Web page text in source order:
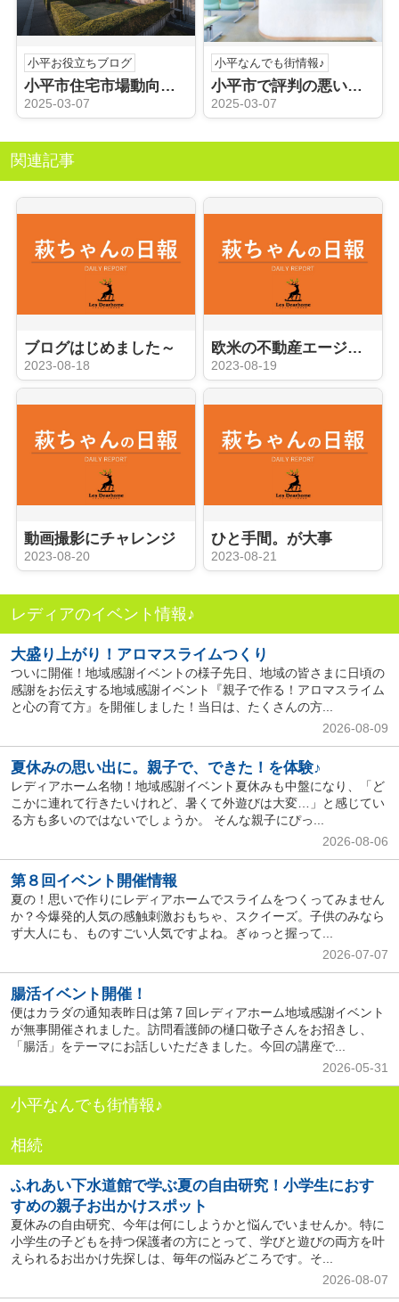
小平お役立ちブログ
小平市住宅市場動向を知っていますか？一戸建て売却のステップをご紹介
2025-03-07
小平なんでも街情報♪
小平市で評判の悪い病院を探している？クチコミの活用法を解説
2025-03-07
関連記事
ブログはじめました～
2023-08-18
欧米の不動産エージェントのように
2023-08-19
動画撮影にチャレンジ
2023-08-20
ひと手間。が大事
2023-08-21
レディアのイベント情報♪
大盛り上がり！アロマスライムつくり
ついに開催！地域感謝イベントの様子先日、地域の皆さまに日頃の
感謝をお伝えする地域感謝イベント『親子で作る！アロマスライム
と心の育て方』を開催しました！当日は、たくさんの方...
2026-08-09
夏休みの思い出に。親子で、できた！を体験♪
レディアホーム名物！地域感謝イベント夏休みも中盤になり、「ど
こかに連れて行きたいけれど、暑くて外遊びは大変…」と感じてい
る方も多いのではないでしょうか。 そんな親子にぴっ...
2026-08-06
第８回イベント開催情報
夏の！思いで作りにレディアホームでスライムをつくってみません
か？今爆発的人気の感触刺激おもちゃ、スクイーズ。子供のみなら
ず大人にも、ものすごい人気ですよね。ぎゅっと握って...
2026-07-07
腸活イベント開催！
便はカラダの通知表昨日は第７回レディアホーム地域感謝イベント
が無事開催されました。訪問看護師の樋口敬子さんをお招きし、
「腸活」をテーマにお話しいただきました。今回の講座で...
2026-05-31
小平なんでも街情報♪
相続
ふれあい下水道館で学ぶ夏の自由研究！小学生におす
すめの親子お出かけスポット
夏休みの自由研究、今年は何にしようかと悩んでいませんか。特に
小学生の子どもを持つ保護者の方にとって、学びと遊びの両方を叶
えられるお出かけ先探しは、毎年の悩みどころです。そ...
2026-08-07